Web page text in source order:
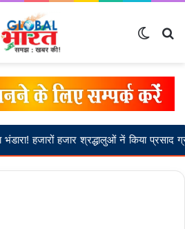
हजार श्रद्धालुओं नें किया प्रसाद ग्रहण।